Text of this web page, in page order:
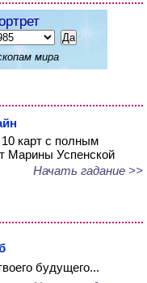
мира
10 карт с полным
Марины Успенской
Начать гадание >>
будущего...